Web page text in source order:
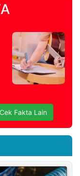
Fakta Lain